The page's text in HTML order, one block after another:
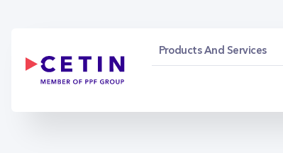
Products And Services